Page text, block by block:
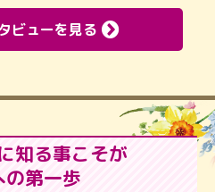
ビューを見る
知る事こそが
の第一歩